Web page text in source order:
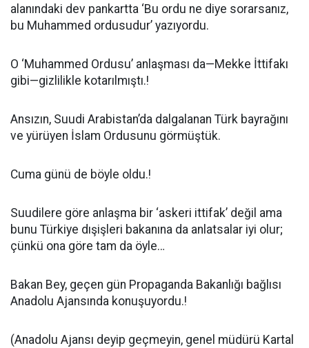
alanındaki dev pankartta ‘Bu ordu ne diye sorarsanız,
bu Muhammed ordusudur’ yazıyordu.
O ‘Muhammed Ordusu’ anlaşması da—Mekke İttifakı
gibi—gizlilikle kotarılmıştı.!
Ansızın, Suudi Arabistan’da dalgalanan Türk bayrağını
ve yürüyen İslam Ordusunu görmüştük.
Cuma günü de böyle oldu.!
Suudilere göre anlaşma bir ‘askeri ittifak’ değil ama
bunu Türkiye dışişleri bakanına da anlatsalar iyi olur;
çünkü ona göre tam da öyle…
Bakan Bey, geçen gün Propaganda Bakanlığı bağlısı
Anadolu Ajansında konuşuyordu.!
(Anadolu Ajansı deyip geçmeyin, genel müdürü Kartal